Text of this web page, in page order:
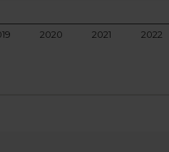
2020 2021 2022